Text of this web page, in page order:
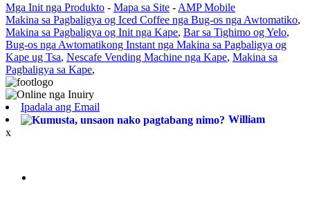
Mga Init nga Produkto - Mapa sa Site - AMP Mobile
Makina sa Pagbaligya og Iced Coffee nga Bug-os nga Awtomatiko,
Makina sa Pagbaligya og Init nga Kape, Bar sa Tighimo og Yelo,
Bug-os nga Awtomatikong Instant nga Makina sa Pagbaligya og
Kape ug Tsa, Nescafe Vending Machine nga Kape, Makina sa
Pagbaligya sa Kape,
Ipadala ang Email
William
x